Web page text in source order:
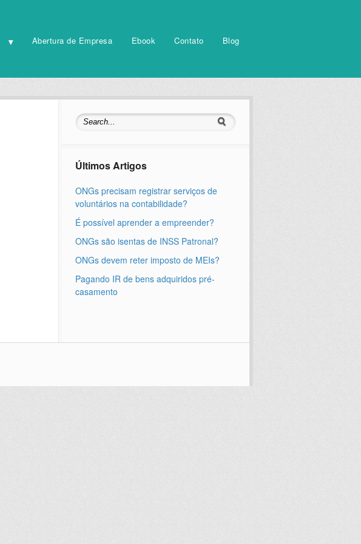
Abertura de Empresa Ebook Contato Blog
Últimos Artigos
ONGs precisam registrar serviços de
voluntários na contabilidade?
É possível aprender a empreender?
ONGs são isentas de INSS Patronal?
ONGs devem reter imposto de MEIs?
Pagando IR de bens adquiridos pré-
casamento